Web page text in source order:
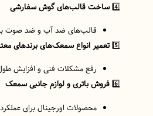
4️⃣ ساخت قالب‌های گوش سفارشی
قالب‌های ضد آب و ضد صوت
5️⃣ تعمیر انواع سمعک‌های برندهای
رفع مشکلات فنی و افزایش
6️⃣ فروش باتری و لوازم جانبی سمعک
محصولات اورجینال برای